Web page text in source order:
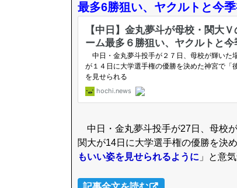
最多6勝狙い、ヤクルトと今
中日・金丸夢斗投手が27日、母校
関大が14日に大学選手権の優勝を決
もいい姿を見せられるように 」と意